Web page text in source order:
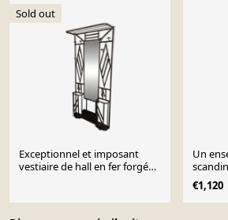
Sold out
Exceptionnel et imposant
vestiaire de hall en fer forgé
Un
avec
€1,120